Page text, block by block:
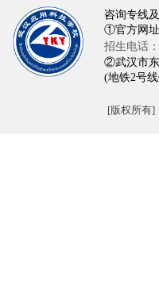
咨询专线
①官方网址
招生电话：
②武汉市
(地铁2号
[版权所有]